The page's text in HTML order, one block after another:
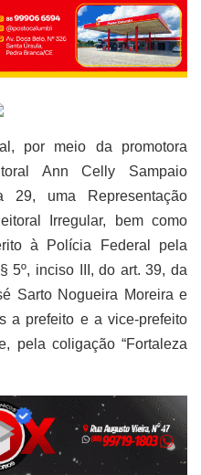
por meio da promotora
Ann Celly Sampaio
29, uma Representação
Irregular, bem como
à Polícia Federal pela
5º, inciso III, do art. 39, da
Sarto Nogueira Moreira e
a prefeito e a vice-prefeito
pela coligação “Fortaleza